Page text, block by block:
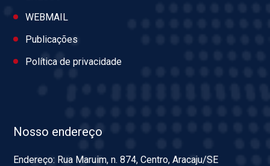
WEBMAIL
Publicações
Política de privacidade
Nosso endereço
Endereço: Rua Maruim, n. 874, Centro, Aracaju/SE